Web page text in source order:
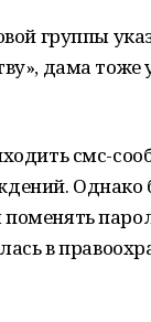
группы
дама тоже
смс-
Однако
в